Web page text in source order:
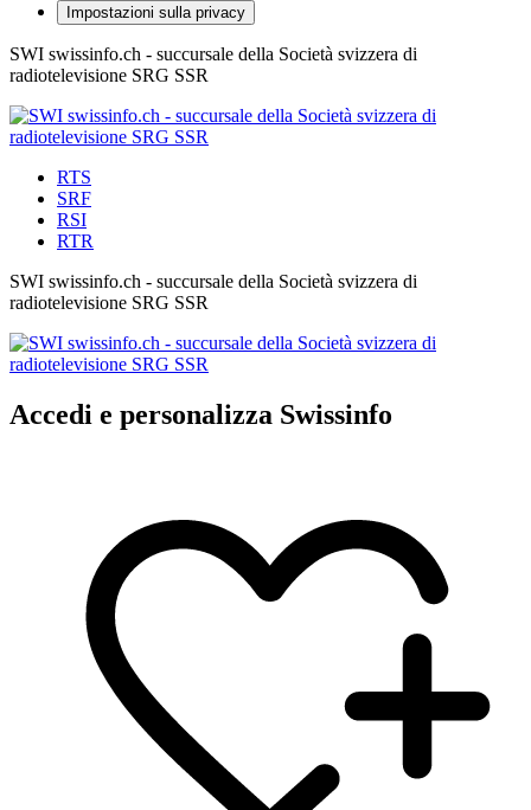
Impostazioni sulla privacy
SWI swissinfo.ch - succursale della Società svizzera di
radiotelevisione SRG SSR
RTS
SRF
RSI
RTR
SWI swissinfo.ch - succursale della Società svizzera di
radiotelevisione SRG SSR
Accedi e personalizza Swissinfo